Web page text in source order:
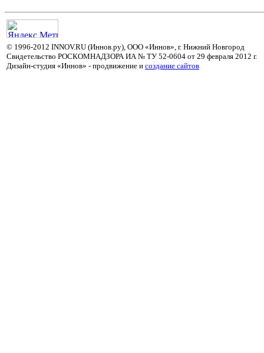
© 1996-2012 INNOV.RU (Иннов.ру), ООО «Иннов», г. Нижний Новгород
Свидетельство РОСКОМНАДЗОРА ИА № ТУ 52-0604 от 29 февраля 2012 г.
Дизайн-студия «Иннов» - продвижение и cоздание сайтов